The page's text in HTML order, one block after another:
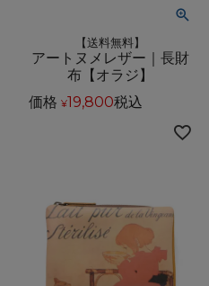
【送料無料】
アートヌメレザー｜長財
布【オラジ】
価格 ¥19,800税込